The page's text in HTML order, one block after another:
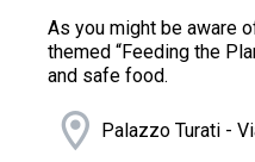
As you might be aware
themed “Feeding the
and safe food.
Palazzo Turati -